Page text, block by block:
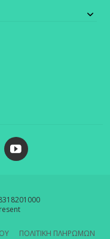
ΠΟΛΙΤΙΚΗ ΠΛΗΡΩΜΩΝ